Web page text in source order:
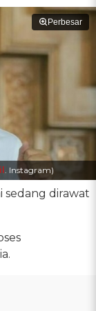
Perbesar
. Instagram)
sedang dirawat